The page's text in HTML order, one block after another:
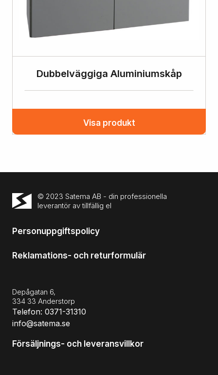
Dubbelväggiga Aluminiumskåp
Visa produkt
© 2023 Satema AB - din professionella
leverantör av tillfällig el
Personuppgiftspolicy
Reklamations- och returformulär
Depågatan 6,
334 33 Anderstorp
Telefon: 0371-31310
info@satema.se
Försäljnings- och leveransvillkor